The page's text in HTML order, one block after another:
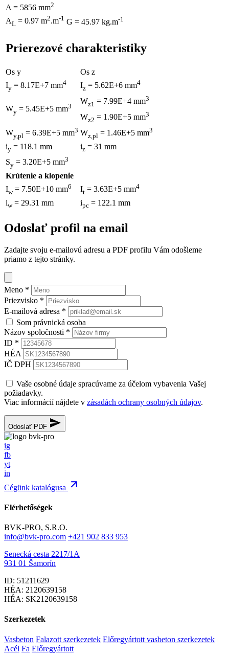
A = 5856 mm2
AL = 0.97 m2.m-1 G = 45.97 kg.m-1
Prierezové charakteristiky
Os y
Os z
Iy = 8.17E+7 mm4 Iz = 5.62E+6 mm4
Wy = 5.45E+5 mm3
Wz1 = 7.99E+4 mm3
Wz2 = 1.90E+5 mm3
Wy,pl = 6.39E+5 mm3 Wz,pl = 1.46E+5 mm3
iy = 118.1 mm iz = 31 mm
Sy = 3.20E+5 mm3
Krútenie a klopenie
Iw = 7.50E+10 mm6 It = 3.63E+5 mm4
iw= 29.31 mm ipc = 122.1 mm
Odoslať profil na email
Zadajte svoju e-mailovú adresu a PDF profilu Vám odošleme
priamo z tejto stránky.
Meno *
Priezvisko *
E-mailová adresa *
Som právnická osoba
Názov spoločnosti *
ID *
HÉA
IČ DPH
Vaše osobné údaje spracúvame za účelom vybavenia Vašej
požiadavky.
Viac informácií nájdete v zásadách ochrany osobných údajov.
Odoslať PDF
ig
fb
yt
in
Cégünk katalógusa
Elérhetőségek
BVK-PRO, S.R.O.
info@bvk-pro.com +421 902 833 953
Senecká cesta 2217/1A
931 01 Šamorín
ID: 51211629
HÉA: 2120639158
HÉA: SK2120639158
Szerkezetek
Vasbeton Falazott szerkezetek Előregyártott vasbeton szerkezetek
Acél Fa Előregyártott